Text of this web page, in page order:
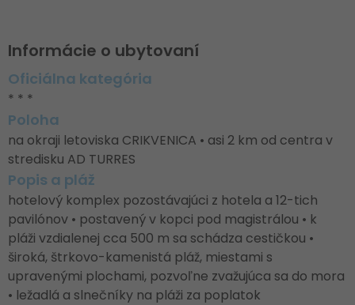
Informácie o ubytovaní
Oficiálna kategória
* * *
Poloha
na okraji letoviska CRIKVENICA • asi 2 km od centra v
stredisku AD TURRES
Popis a pláž
hotelový komplex pozostávajúci z hotela a 12-tich
pavilónov • postavený v kopci pod magistrálou • k
pláži vzdialenej cca 500 m sa schádza cestičkou •
široká, štrkovo-kamenistá pláž, miestami s
upravenými plochami, pozvoľne zvažujúca sa do mora
• ležadlá a slnečníky na pláži za poplatok